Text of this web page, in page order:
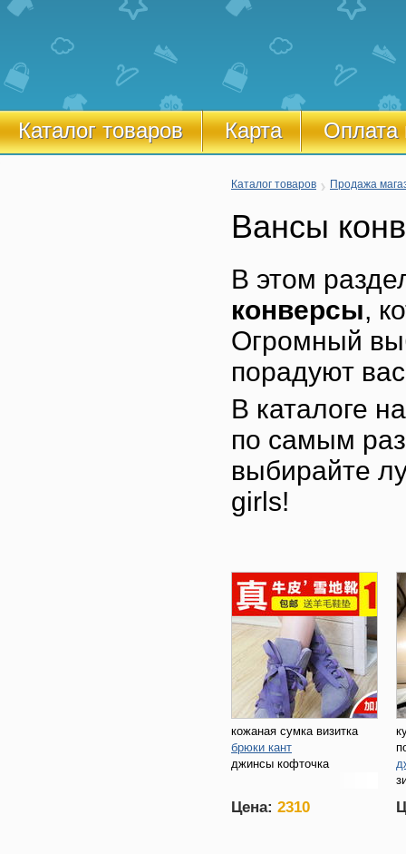
Каталог товаров Карта Оплата
Каталог товаров Продажа
Вансы
В этом
конверсы,
Огромный
порадуют
В каталоге
по самым
выбирайте
girls!
кожаная сумка визитка
брюки кант
джинсы кофточка
Цена: 2310